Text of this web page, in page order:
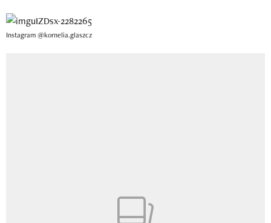
Instagram @kornelia.glaszcz